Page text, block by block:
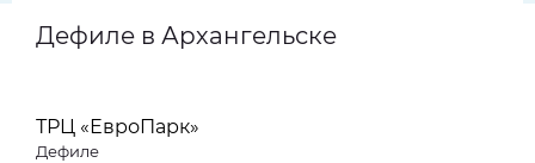
Дефиле в Архангельске
ТРЦ «ЕвроПарк»
Дефиле